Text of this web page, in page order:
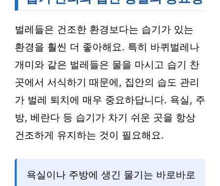
벌레들은 건조한 환경보다는 습기가 있는
환경을 훨씬 더 좋아해요. 특히 바퀴벌레나
개미와 같은 벌레들은 물을 마시고 습기 찬
곳에서 서식하기 때문에, 집안의 습도 관리
가 벌레 퇴치에 매우 중요하답니다. 욕실, 주
방, 베란다 등 습기가 차기 쉬운 곳을 항상
건조하게 유지하는 것이 필요해요.
욕실이나 주방에 생긴 물기는 바로바로